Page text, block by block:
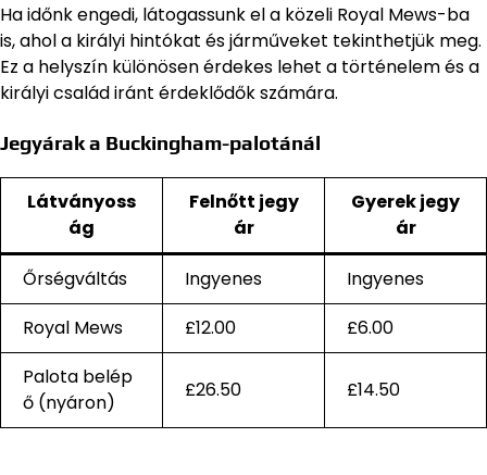
Ha időnk engedi, látogassunk el a közeli Royal Mews-ba
is, ahol a királyi hintókat és járműveket tekinthetjük meg.
Ez a helyszín különösen érdekes lehet a történelem és a
királyi család iránt érdeklődők számára.
Jegyárak a Buckingham-palotánál
Látványoss
ág
Felnőtt jegy
ár
Gyerek jegy
ár
Őrségváltás Ingyenes
Ingyenes
Royal Mews
£12.00
£6.00
Palota belép
ő (nyáron)
£26.50 £14.50